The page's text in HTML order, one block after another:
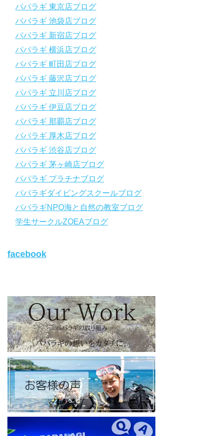
1986年創業！国内最大規模のスキューバダイビングスクール。
徹底した安全管理と、国内トップクラスの初心者ダイビングライ
センス認定実績。
～～～～～～～～～～～～～～～～～～～～～～～～～～～～
【スマホで見れるWebマニュアル！】
パパラギ公式LINEにご登録の上、メニューから「動画資料」を
タップ！
↓↓↓↓↓↓こちら
↓↓↓↓↓↓
https://www.papalagi.co.jp/lp/line_registration/.
＿＿＿＿＿＿＿＿＿＿＿＿＿＿＿＿＿＿＿＿＿＿＿＿＿＿＿＿
https://www.papalagi.co.jp/lp/line_registration/.
YouTubeで言えない話をこっそり配信
◆ライセンス取得の前に知っておきたい情報満載の動画はコチラ
https://youtu.be/UBiZ64WlU7c?si=I5rkY-mkfTCxZVn7
◆ライセンス取得コースについて知りたい方はコチラ
ode
【パパラギダイビングスクール ホームページ】
https://www.papalagi.co.jp
旬な海の情報はコチラから！
日々の活動状況や報告はXで公開中！
https://x.com/papalagidivers?s=20
【パパラギダイビングスクール Blog
】
お得なイベント告知やツアー情報を知りたい方へ
https://papalagi-blog.com/
◆YouTubeチャンネル登録はコチラから
https://www.youtube.com/channel/UCYG3vspMIHdLQaKA7XNIjD
◆各地の水中世界を紹介するチャンネル、その名も「水中世界」
（サブチャンネル）
https://www.youtube.com/@user-mw1pw2jb4j
【初心者ダイビングライセンスコースはコチラ】
パパラギ 東京店ブログ
パパラギ 池袋店ブログ
パパラギ 新宿店ブログ
パパラギ 横浜店ブログ
パパラギ 町田店ブログ
パパラギ 藤沢店ブログ
パパラギ 立川店ブログ
パパラギ 伊豆店ブログ
パパラギ 那覇店ブログ
パパラギ 厚木店ブログ
パパラギ 渋谷店ブログ
パパラギ 茅ヶ崎店ブログ
パパラギ プラチナブログ
パパラギダイビングスクールブログ
パパラギNPO海と自然の教室ブログ
学生サークルZOEAブログ
facebook